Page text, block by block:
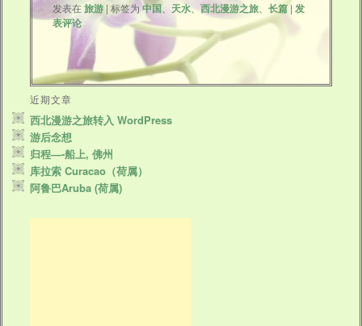
发表在 旅游 | 标签为中国、 天水、西北漫游之旅、 长篇 | 发
表评论
近期文章
西北漫游之旅转入 WordPress
游后念想
归程—-船上, 佛州
库拉索 Curacao（荷属）
阿鲁巴Aruba (荷属)